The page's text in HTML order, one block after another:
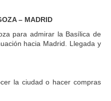
– MADRID
para admirar la Basílica de
hacia Madrid. Llegada y
la ciudad o hacer compras